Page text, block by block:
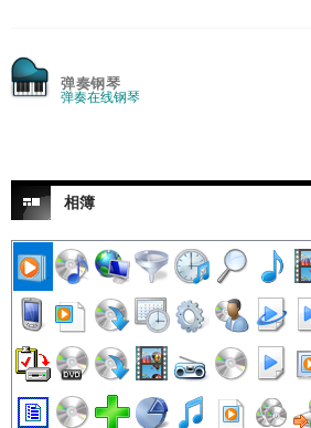
弹奏钢琴
弹奏在线钢琴
相簿